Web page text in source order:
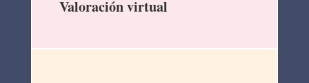
Valoración virtual